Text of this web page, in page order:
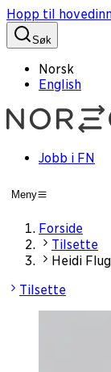
Hopp til
Søk
Norsk
English
Jobb i FN
Meny
Forside
Tilsette
Heidi
Tilsette